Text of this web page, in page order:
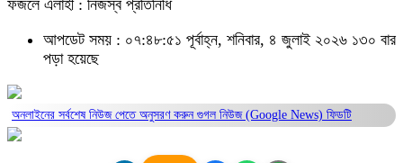
ফজলে এলাহী : নিজস্ব প্রতিনিধি
আপডেট সময় : ০৭:৪৮:৫১ পূর্বাহ্ন, শনিবার, ৪ জুলাই ২০২৬ ১৩০ বার
পড়া হয়েছে
অনলাইনের সর্বশেষ নিউজ পেতে অনুসরণ করুন গুগল নিউজ (Google News) ফিডটি